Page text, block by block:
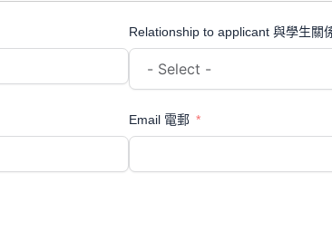
Relationship to applicant 與學生關
Email 電郵